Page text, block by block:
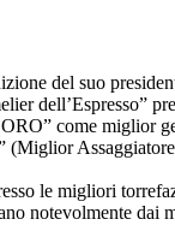
del suo
dell’Espresso”
come miglior
(Miglior
le migliori
notevolmente dai